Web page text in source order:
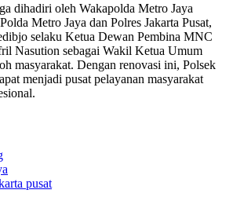
dihadiri oleh Wakapolda Metro Jaya
Metro Jaya dan Polres Jakarta Pusat,
selaku Ketua Dewan Pembina MNC
Nasution sebagai Wakil Ketua Umum
masyarakat. Dengan renovasi ini, Polsek
menjadi pusat pelayanan masyarakat
pusat